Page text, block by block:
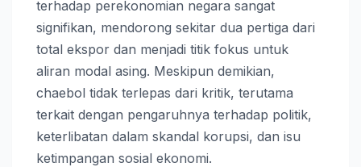
terhadap perekonomian negara sangat
signifikan, mendorong sekitar dua pertiga dari
total ekspor dan menjadi titik fokus untuk
aliran modal asing. Meskipun demikian,
chaebol tidak terlepas dari kritik, terutama
terkait dengan pengaruhnya terhadap politik,
keterlibatan dalam skandal korupsi, dan isu
ketimpangan sosial ekonomi.